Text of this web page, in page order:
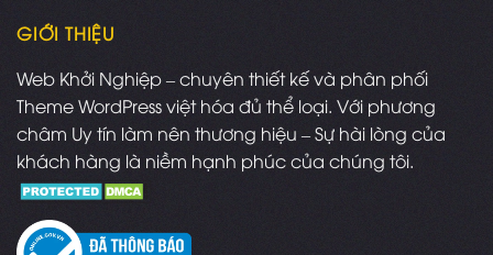
GIỚI THIỆU
Web Khởi Nghiệp – chuyên thiết kế và phân phối
Theme WordPress việt hóa đủ thể loại. Với phương
châm Uy tín làm nên thương hiệu – Sự hài lòng của
khách hàng là niềm hạnh phúc của chúng tôi.